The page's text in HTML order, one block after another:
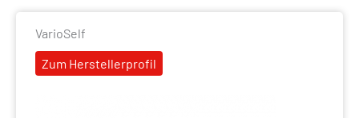
VarioSelf
Zum Herstellerprofil